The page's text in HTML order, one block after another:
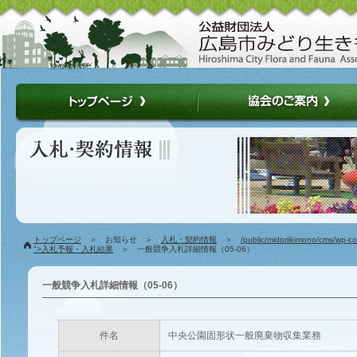
トップページ ＞ お知らせ ＞ 入札・契約情報 ＞ /public/midoriikimono/cms/wp-
">入札予報・入札結果 ＞ 一般競争入札詳細情報（05-06）
一般競争入札詳細情報（05-06）
件名 中央公園固形状一般廃棄物収集業務